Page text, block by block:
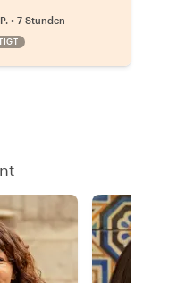
• 7 Stunden